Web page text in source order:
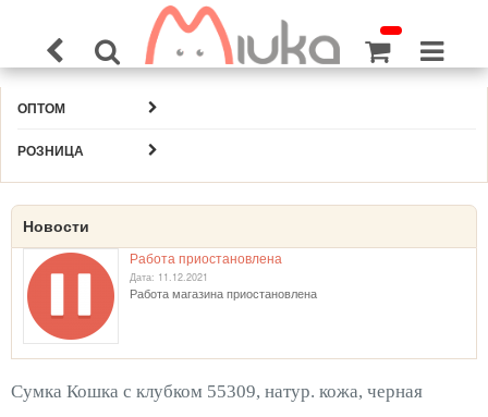
ОПТОМ
РОЗНИЦА
Новости
Работа приостановлена
Дата: 11.12.2021
Работа магазина приостановлена
Сумка Кошка с клубком 55309, натур. кожа, черная